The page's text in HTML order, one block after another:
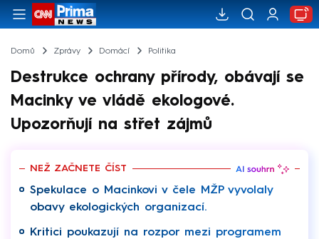
Domů Zprávy Domácí Politika
Destrukce ochrany přírody, obávají se
Macinky ve vládě ekologové.
Upozorňují na střet zájmů
NEŽ ZAČNETE ČÍST
Spekulace o Macinkovi v čele MŽP vyvolaly
obavy ekologických organizací.
Kritici poukazují na rozpor mezi programem